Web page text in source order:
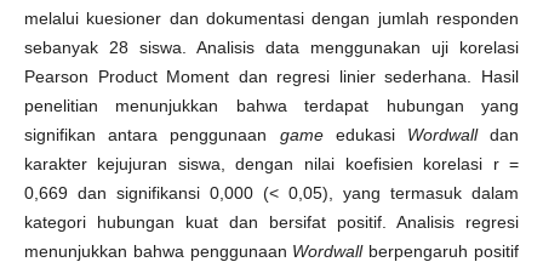
melalui kuesioner dan dokumentasi dengan jumlah responden
sebanyak 28 siswa. Analisis data menggunakan uji korelasi
Pearson Product Moment dan regresi linier sederhana. Hasil
penelitian menunjukkan bahwa terdapat hubungan yang
signifikan antara penggunaan gameedukasi Wordwalldan
karakter kejujuran siswa, dengan nilai koefisien korelasi r =
0,669 dan signifikansi 0,000 (< 0,05), yang termasuk dalam
kategori hubungan kuat dan bersifat positif. Analisis regresi
menunjukkan bahwa penggunaan Wordwallberpengaruh positif